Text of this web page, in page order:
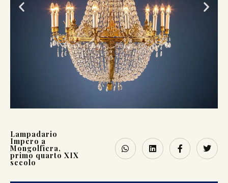
Lampadario
Impero a
Mongolfiera,
primo quarto XIX
secolo